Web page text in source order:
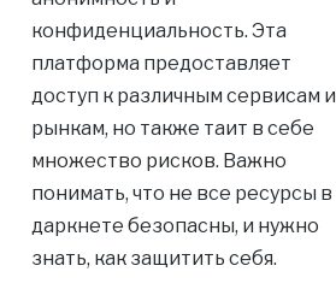
конфиденциальность. Эта
платформа предоставляет
доступ к различным сервисам и
рынкам, но также таит в себе
множество рисков. Важно
понимать, что не все ресурсы в
даркнете безопасны, и нужно
знать, как защитить себя.